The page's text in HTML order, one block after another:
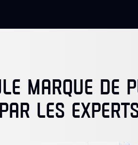
MARQUE DE
PAR LES